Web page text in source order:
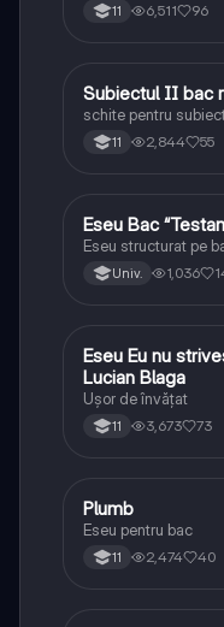
11 6,511 96
Limba și literatura
Subiectul II bac
schite pentru
11 2,844 55
Limba și literatura
Eseu Bac
Eseu structurat pe
Univ. 1,036
Limba și literatura
Eseu Eu nu
Lucian Blaga
Ușor de învățat
11 3,673 73
Limba și literatura
Plumb
Eseu pentru bac
11 2,474 40